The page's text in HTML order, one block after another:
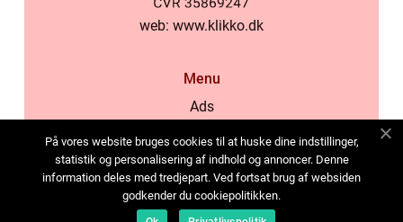
web: www.klikko.dk
Menu
Ads
Cookies
Contact
Sitemap
På vores website bruges cookies til at huske dine indstillinger,
statistik og personalisering af indhold og annoncer. Denne
information deles med tredjepart. Ved fortsat brug af websiden
godkender du cookiepolitikken.